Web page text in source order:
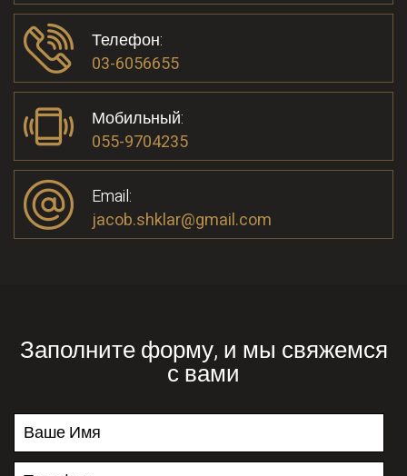
Телефон:
03-6056655
Мобильный:
055-9704235
Email:
jacob.shklar@gmail.com
Заполните форму, и мы свяжемся
с вами